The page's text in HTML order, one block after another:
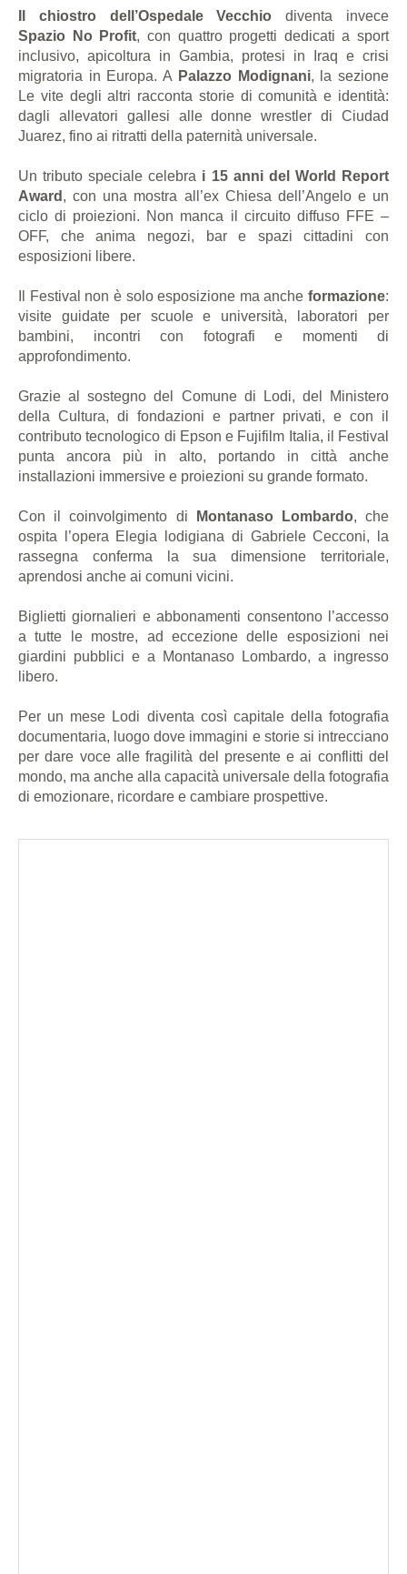
Il chiostro dell’Ospedale Vecchio diventa invece
Spazio No Profit, con quattro progetti dedicati a sport
inclusivo, apicoltura in Gambia, protesi in Iraq e crisi
migratoria in Europa. A Palazzo Modignani, la sezione
Le vite degli altri racconta storie di comunità e identità:
dagli allevatori gallesi alle donne wrestler di Ciudad
Juarez, fino ai ritratti della paternità universale.
Un tributo speciale celebra i 15 anni del World Report
Award , con una mostra all’ex Chiesa dell’Angelo e un
ciclo di proiezioni. Non manca il circuito diffuso FFE –
OFF, che anima negozi, bar e spazi cittadini con
esposizioni libere.
Il Festival non è solo esposizione ma anche formazione:
visite guidate per scuole e università, laboratori per
bambini, incontri con fotografi e momenti di
approfondimento.
Grazie al sostegno del Comune di Lodi, del Ministero
della Cultura, di fondazioni e partner privati, e con il
contributo tecnologico di Epson e Fujifilm Italia, il Festival
punta ancora più in alto, portando in città anche
installazioni immersive e proiezioni su grande formato.
Con il coinvolgimento di Montanaso Lombardo, che
ospita l’opera Elegia lodigiana di Gabriele Cecconi, la
rassegna conferma la sua dimensione territoriale,
aprendosi anche ai comuni vicini.
Biglietti giornalieri e abbonamenti consentono l’accesso
a tutte le mostre, ad eccezione delle esposizioni nei
giardini pubblici e a Montanaso Lombardo, a ingresso
libero.
Per un mese Lodi diventa così capitale della fotografia
documentaria, luogo dove immagini e storie si intrecciano
per dare voce alle fragilità del presente e ai conflitti del
mondo, ma anche alla capacità universale della fotografia
di emozionare, ricordare e cambiare prospettive.